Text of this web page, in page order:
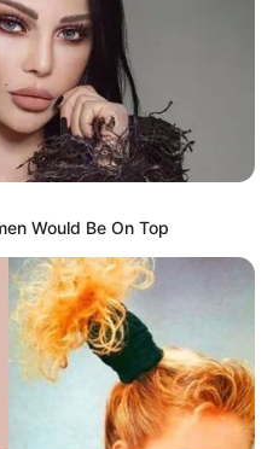
Péter visszakérdezett
Gulyás Gergelytől
valóságtagadásba
hivatkozva újra és
kormány
az szerepel-e bennük,
létrehozni. Gulyás
a brüsszeli
és a tranzitzónákhoz
Magyar szerint viszont
a Fidesz
Would Be On Top